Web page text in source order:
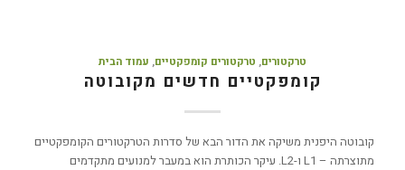
טרקטורים, טרקטורים קומפקטיים, עמוד הבית
קומפקטיים חדשים מקובוטה
קובוטה היפנית משיקה את הדור הבא של סדרות הטרקטורים הקומפקטיים
מתוצרתה – L1 ו-L2. עיקר הכותרת הוא במעבר למנועים מתקדמים